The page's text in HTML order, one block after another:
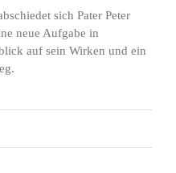
sich Pater Peter
neue Aufgabe in
auf sein Wirken und ein